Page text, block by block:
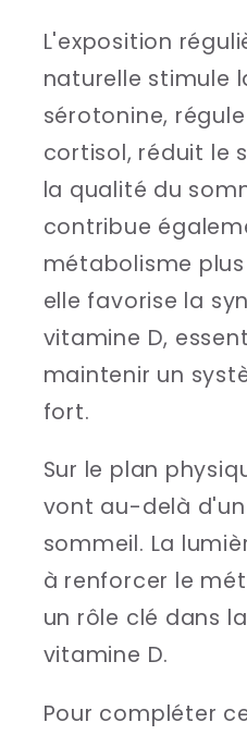
L'exposition
naturelle stimule
sérotonine,
cortisol, réduit le
la qualité du
contribue
métabolisme plus
elle favorise la
vitamine D,
maintenir un
fort.
Sur le plan
vont au-delà
sommeil. La
à renforcer le
un rôle clé dans
vitamine D.
Pour compléter